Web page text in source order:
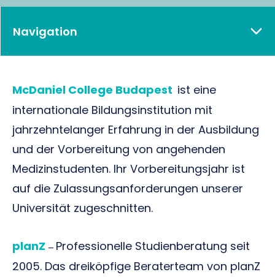
McDaniel College Budapest ist eine
internationale Bildungsinstitution mit
jahrzehntelanger Erfahrung in der Ausbildung
und der Vorbereitung von angehenden
Medizinstudenten. Ihr Vorbereitungsjahr ist
auf die Zulassungsanforderungen unserer
Universität zugeschnitten.
planZ – Professionelle Studienberatung seit
2005. Das dreiköpfige Beraterteam von planZ
Navigation